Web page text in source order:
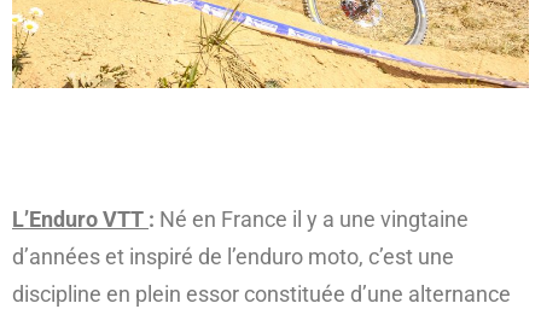
L’Enduro VTT : Né en France il y a une vingtaine
d’années et inspiré de l’enduro moto, c’est une
discipline en plein essor constituée d’une alternance